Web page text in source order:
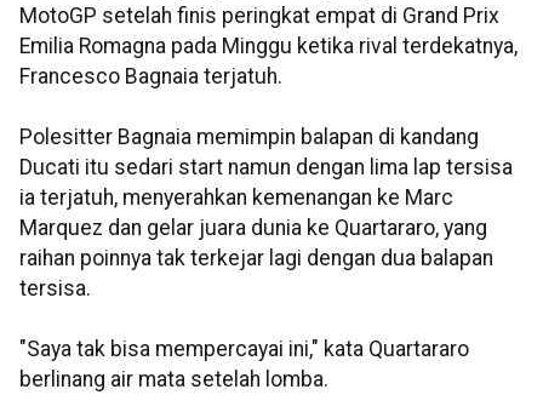
MotoGP setelah finis peringkat empat di Grand Prix
Emilia Romagna pada Minggu ketika rival terdekatnya,
Francesco Bagnaia terjatuh.
Polesitter Bagnaia memimpin balapan di kandang
Ducati itu sedari start namun dengan lima lap tersisa
ia terjatuh, menyerahkan kemenangan ke Marc
Marquez dan gelar juara dunia ke Quartararo, yang
raihan poinnya tak terkejar lagi dengan dua balapan
tersisa.
"Saya tak bisa mempercayai ini," kata Quartararo
berlinang air mata setelah lomba.